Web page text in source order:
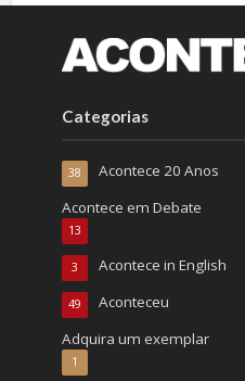
Categorias
Acontece 20 Anos
38
Acontece em Debate
13
Acontece in English
3
Aconteceu
49
Adquira um exemplar
1